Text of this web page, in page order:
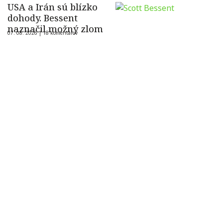
USA a Irán sú blízko
dohody. Bessent
naznačil možný zlom
07. 08. 2026 |18 komentárov